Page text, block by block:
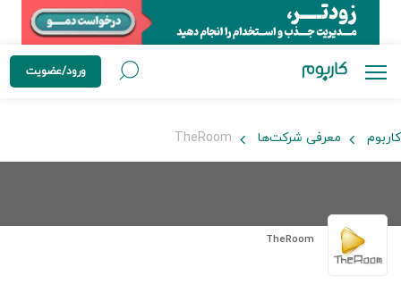
ورود/عضویت
کاربوم معرفی شرکت‌ها
TheRoom